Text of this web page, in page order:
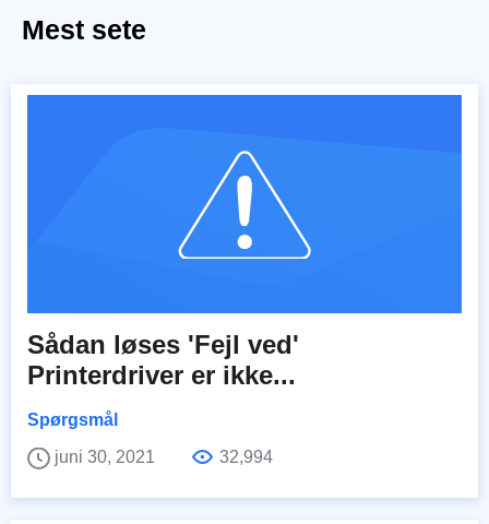
Mest sete
Sådan løses 'Fejl ved'
Printerdriver er ikke...
Spørgsmål
juni 30, 2021
32,994